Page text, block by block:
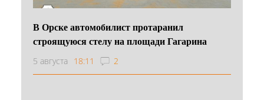
В Орске автомобилист протаранил
строящуюся стелу на площади Гагарина
5 августа 18:11 2